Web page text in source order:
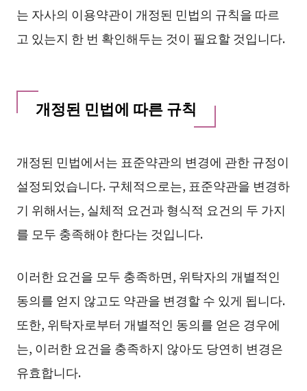
는 자사의 이용약관이 개정된 민법의 규칙을 따르
고 있는지 한 번 확인해두는 것이 필요할 것입니다.
개정된 민법에 따른 규칙
개정된 민법에서는 표준약관의 변경에 관한 규정이
설정되었습니다. 구체적으로는, 표준약관을 변경하
기 위해서는, 실체적 요건과 형식적 요건의 두 가지
를 모두 충족해야 한다는 것입니다.
이러한 요건을 모두 충족하면, 위탁자의 개별적인
동의를 얻지 않고도 약관을 변경할 수 있게 됩니다.
또한, 위탁자로부터 개별적인 동의를 얻은 경우에
는, 이러한 요건을 충족하지 않아도 당연히 변경은
유효합니다.